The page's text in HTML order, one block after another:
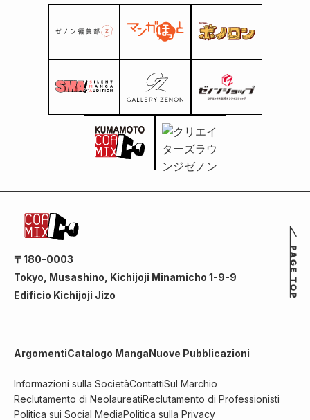
〒180-0003
Tokyo, Musashino, Kichijoji Minamicho 1-9-9
Edificio Kichijoji Jizo
ArgomentiCatalogo MangaNuove Pubblicazioni
Informazioni sulla SocietàContattiSul Marchio
Reclutamento di NeolaureatiReclutamento di Professionisti
Politica sui Social MediaPolitica sulla Privacy